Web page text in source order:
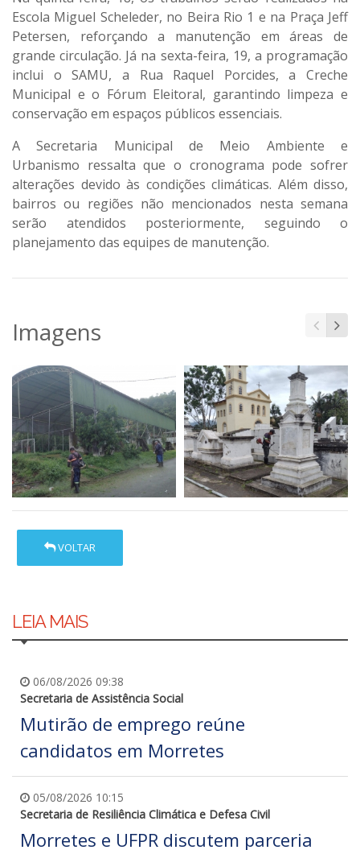
Escola Miguel Scheleder, no Beira Rio 1 e na Praça Jeff
Petersen, reforçando a manutenção em áreas de
grande circulação. Já na sexta-feira, 19, a programação
inclui o SAMU, a Rua Raquel Porcides, a Creche
Municipal e o Fórum Eleitoral, garantindo limpeza e
conservação em espaços públicos essenciais.
A Secretaria Municipal de Meio Ambiente e
Urbanismo ressalta que o cronograma pode sofrer
alterações devido às condições climáticas. Além disso,
bairros ou regiões não mencionados nesta semana
serão atendidos posteriormente, seguindo o
planejamento das equipes de manutenção.
Imagens
VOLTAR
LEIA MAIS
06/08/2026 09:38
Secretaria de Assistência Social
Mutirão de emprego reúne
candidatos em Morretes
05/08/2026 10:15
Secretaria de Resiliência Climática e Defesa Civil
Morretes e UFPR discutem parceria